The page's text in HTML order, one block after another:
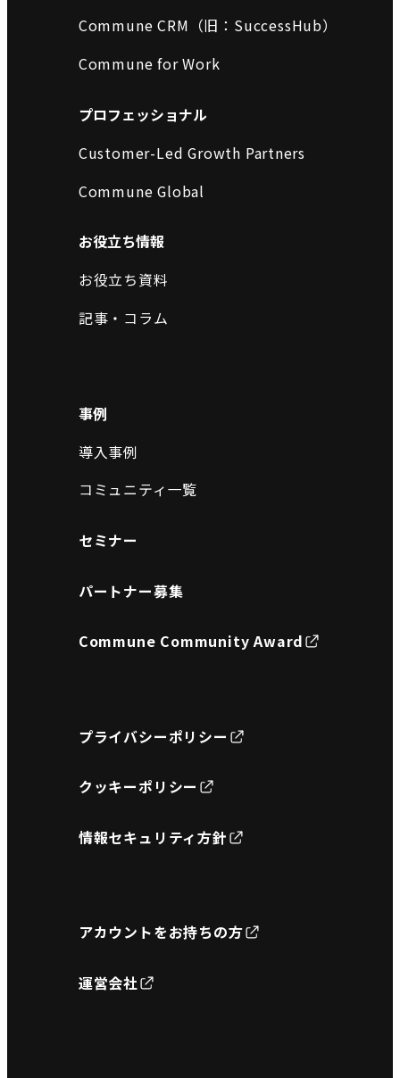
Commune CRM（旧：SuccessHub）
Commune for Work
プロフェッショナル
Customer-Led Growth Partners
Commune Global
お役立ち情報
お役立ち資料
記事・コラム
事例
導入事例
コミュニティ一覧
セミナー
パートナー募集
Commune Community Award
プライバシーポリシー
クッキーポリシー
情報セキュリティ方針
アカウントをお持ちの方
運営会社